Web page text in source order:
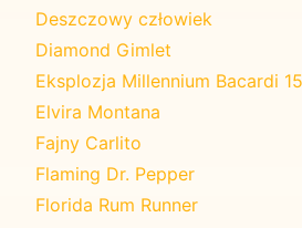
Deszczowy człowiek
Diamond Gimlet
Eksplozja Millennium Bacardi
Elvira Montana
Fajny Carlito
Flaming Dr. Pepper
Florida Rum Runner